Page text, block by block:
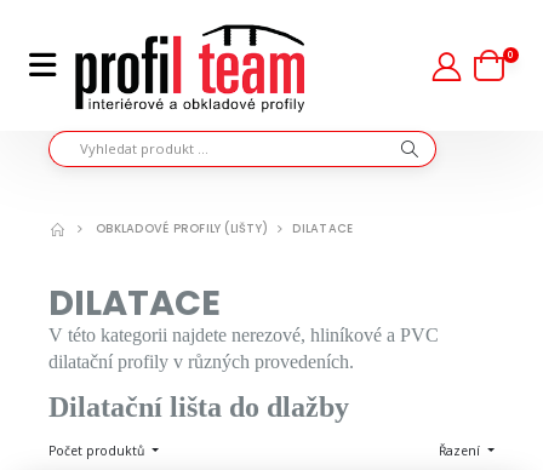
0
OBKLADOVÉ PROFILY (LIŠTY) DILATACE
DILATACE
V této kategorii najdete nerezové, hliníkové a PVC
dilatační profily v různých provedeních.
Dilatační lišta do dlažby
Počet produktů Řazení